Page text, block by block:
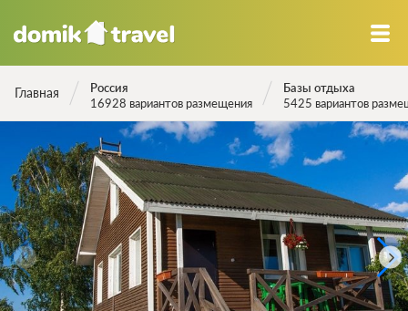
Главная
Россия
16928 вариантов размещения
Базы отдыха
5425 вариантов